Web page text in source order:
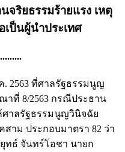
จริยธรรมร้ายแรง เหตุ
เป็นผู้นำประเทศ
. 2563 ที่ศาลรัฐธรรมนูญ
าที่ 8/2563 กรณีประธาน
าลรัฐธรรมนูญวินิจฉัย
าม ประกอบมาตรา 82 ว่า
ทธ์ จันทร์โอชา นายก